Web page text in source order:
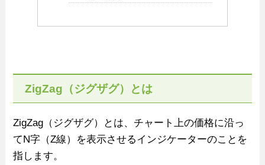
ZigZag（ジグザグ）とは
ZigZag（ジグザグ）とは、チャート上の価格に沿っ
てN字（Z線）を表示させるインジケーターのことを
指します。